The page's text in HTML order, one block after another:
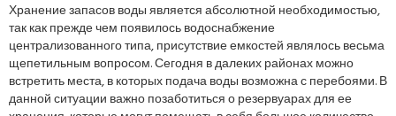
Хранение запасов воды является абсолютной необходимостью,
так как прежде чем появилось водоснабжение
централизованного типа, присутствие емкостей являлось весьма
щепетильным вопросом. Сегодня в далеких районах можно
встретить места, в которых подача воды возможна с перебоями. В
данной ситуации важно позаботиться о резервуарах для ее